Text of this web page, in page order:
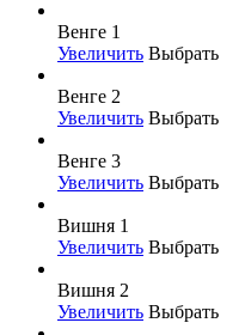
Венге 1
Увеличить Выбрать
Венге 2
Увеличить Выбрать
Венге 3
Увеличить Выбрать
Вишня 1
Увеличить Выбрать
Вишня 2
Увеличить Выбрать